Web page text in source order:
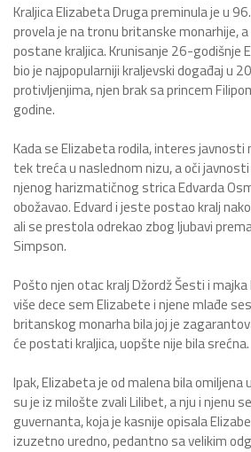
Kraljica Elizabeta Druga preminula je u
provela je na tronu britanske monarhije,
postane kraljica. Krunisanje 26-godišnje
bio je najpopularniji kraljevski događaj u
protivljenjima, njen brak sa princem
godine.
Kada se Elizabeta rodila, interes javnosti
tek treća u naslednom nizu, a oči
njenog harizmatičnog strica Edvarda
obožavao. Edvard i jeste postao kralj
ali se prestola odrekao zbog ljubavi
Simpson.
Pošto njen otac kralj Džordž Šesti i
više dece sem Elizabete i njene mlađe
britanskog monarha bila joj je
će postati kraljica, uopšte nije bila srećna.
Ipak, Elizabeta je od malena bila omiljena
su je iz milošte zvali Lilibet, a nju i njenu
guvernanta, koja je kasnije opisala
izuzetno uredno, pedantno sa velikim